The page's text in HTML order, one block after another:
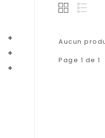
Aucun
Page 1 de 1